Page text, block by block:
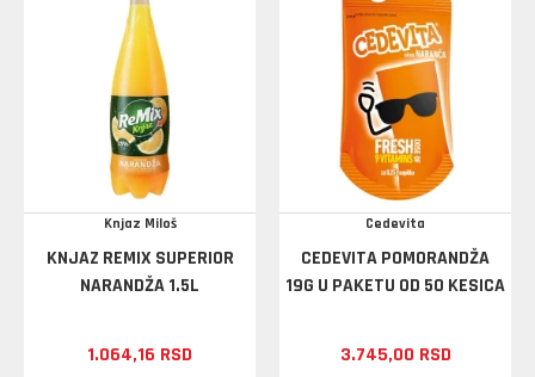
Knjaz Miloš
KNJAZ REMIX SUPERIOR
NARANDŽA 1.5L
1.064,16 RSD
Cedevita
CEDEVITA POMORANDŽA
19G U PAKETU OD 50 KESICA
3.745,00 RSD